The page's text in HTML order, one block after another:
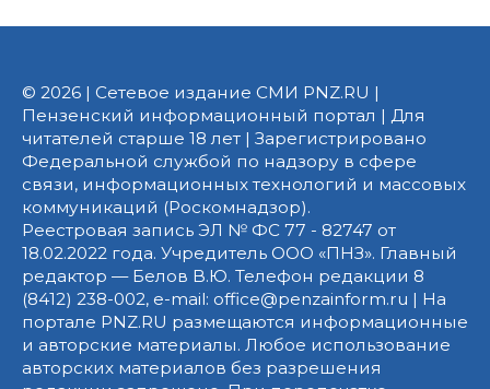
© 2026 | Сетевое издание СМИ PNZ.RU |
Пензенский информационный портал | Для
читателей старше 18 лет | Зарегистрировано
Федеральной службой по надзору в сфере
связи, информационных технологий и массовых
коммуникаций (Роскомнадзор).
Реестровая запись ЭЛ № ФС 77 - 82747 от
18.02.2022 года. Учредитель ООО «ПНЗ». Главный
редактор — Белов В.Ю. Телефон редакции 8
(8412) 238-002, e-mail: office@penzainform.ru | На
портале PNZ.RU размещаются информационные
и авторские материалы. Любое использование
авторских материалов без разрешения